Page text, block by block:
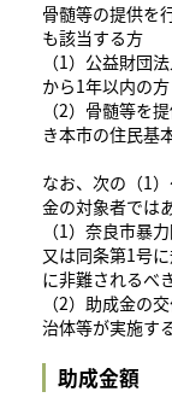
骨髄等の提供を
も該当する方
（1）公益財団
から1年以内の方
（2）骨髄等を
き本市の住民基
なお、次の（1
金の対象者では
（1）奈良市暴
又は同条第1号
に非難されるべ
（2）助成金の
治体等が実施す
助成金額